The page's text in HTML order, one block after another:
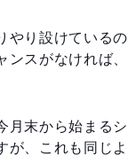
やり設けている
ンスがなければ
月末から始まる
が、これも同じ